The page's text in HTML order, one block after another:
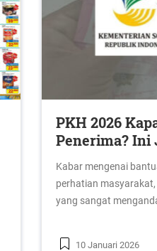
PKH 2026
Penerima? Ini
Kabar mengenai
perhatian
yang sangat
10 Januari 2026